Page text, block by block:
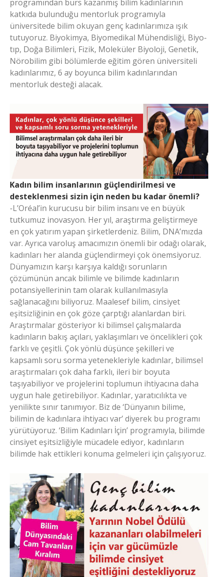
programından burs kazanmış bilim kadınlarının
katkıda bulunduğu mentorluk programıyla
üniversitede bilim okuyan genç kadınlarımıza ışık
tutuyoruz. Biyokimya, Biyomedikal Mühendisliği, Biyo-
tıp, Doğa Bilimleri, Fizik, Moleküler Biyoloji, Genetik,
Nörobilim gibi bölümlerde eğitim gören üniversiteli
kadınlarımız, 6 ay boyunca bilim kadınlarından
mentorluk desteği alacak.
Kadın bilim insanlarının güçlendirilmesi ve
desteklenmesi sizin için neden bu kadar önemli?
-L’Oréal’in kurucusu bir bilim insanı ve en büyük
tutkumuz inovasyon. Her yıl, araştırma geliştirmeye
en çok yatırım yapan şirketlerdeniz. Bilim, DNA’mızda
var. Ayrıca varoluş amacımızın önemli bir odağı olarak,
kadınları her alanda güçlendirmeyi çok önemsiyoruz.
Dünyamızın karşı karşıya kaldığı sorunların
çözümünün ancak bilimle ve bilimde kadınların
potansiyellerinin tam olarak kullanılmasıyla
sağlanacağını biliyoruz. Maalesef bilim, cinsiyet
eşitsizliğinin en çok göze çarptığı alanlardan biri.
Araştırmalar gösteriyor ki bilimsel çalışmalarda
kadınların bakış açıları, yaklaşımları ve öncelikleri çok
farklı ve çeşitli. Çok yönlü düşünce şekilleri ve
kapsamlı soru sorma yetenekleriyle kadınlar, bilimsel
araştırmaları çok daha farklı, ileri bir boyuta
taşıyabiliyor ve projelerini toplumun ihtiyacına daha
uygun hale getirebiliyor. Kadınlar, yaratıcılıkta ve
yenilikte sınır tanımıyor. Biz de ‘Dünyanın bilime,
bilimin de kadınlara ihtiyacı var’ diyerek bu programı
yürütüyoruz. ‘Bilim Kadınları İçin’ programıyla, bilimde
cinsiyet eşitsizliğiyle mücadele ediyor, kadınların
bilimde hak ettikleri konuma gelmeleri için çalışıyoruz.